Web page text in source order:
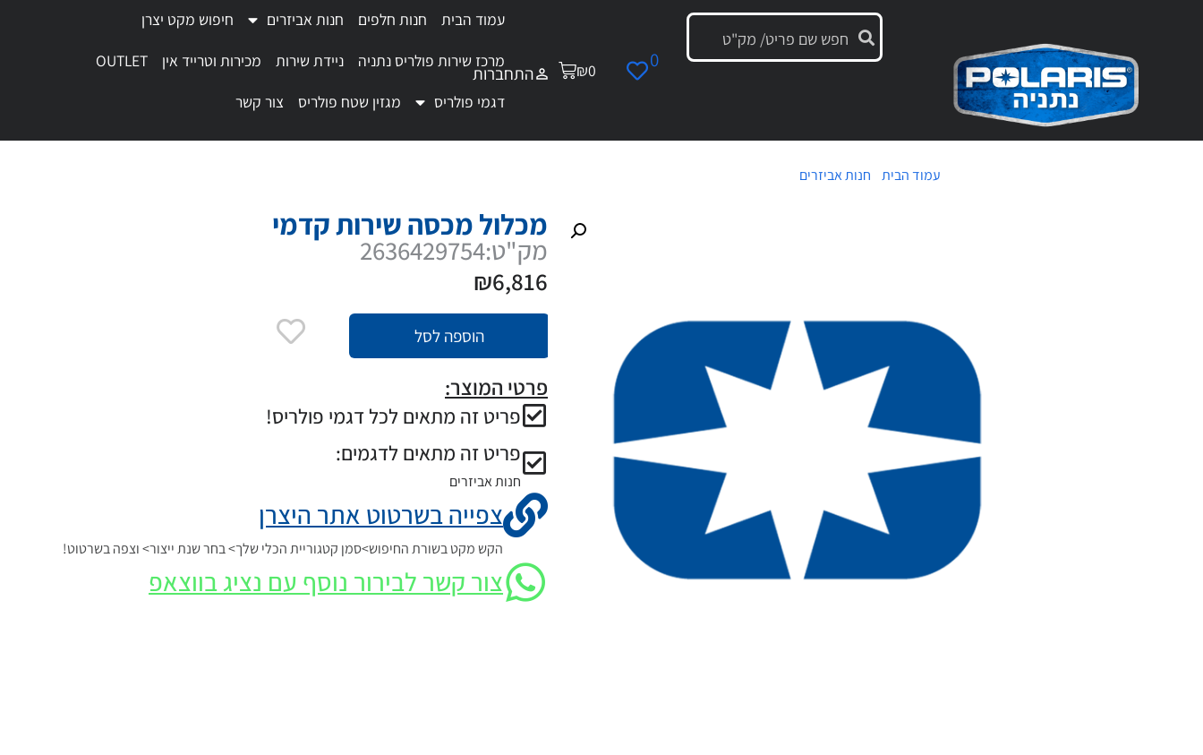
0
₪0 התחברות
עמוד הבית חנות חלפים חנות אביזרים
חיפוש מקט יצרן
מרכז שירות פולריס נתניה
ניידת שירות מכירות וטרייד אין
OUTLET
דגמי פולריס
מגזין שטח פולריס צור קשר
מכלול מכסה שירות קדמי
מק"ט:2636429754
₪6,816
הוספה לסל
פרטי המוצר:
פריט זה מתאים לכל דגמי פולריס!
פריט זה מתאים לדגמים:
חנות אביזרים
צפייה בשרטוט אתר היצרן
הקש מקט בשורת החיפוש>סמן קטגוריית הכלי שלך> בחר שנת ייצור> וצפה בשרטוט!
צור קשר לבירור נוסף עם נציג בווצאפ
עמוד הבית/ חנות אביזרים